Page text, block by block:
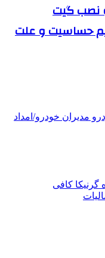
و نصب گیت
حساسیت و علت
مدیران خودرو/امداد
گرنیکا کافی